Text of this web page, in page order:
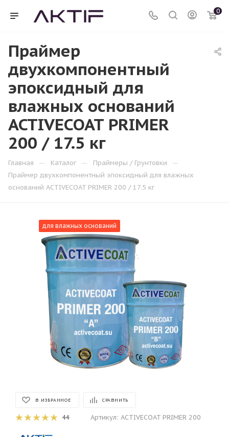
0
Праймер
двухкомпонентный
эпоксидный для
влажных оснований
ACTIVECOAT PRIMER
200 / 17.5 кг
Главная — Каталог — Праймеры / Грунтовки —
Праймер двухкомпонентный эпоксидный для влажных
оснований ACTIVECOAT PRIMER 200 / 17.5 кг
для влажных оснований
В ИЗБРАННОЕ СРАВНИТЬ
44 Артикул: ACTIVECOAT PRIMER 200